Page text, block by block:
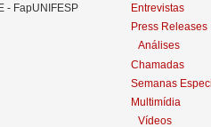
- FapUNIFESP
Entrevistas
Press Releases
Análises
Chamadas
Semanas
Multimídia
Vídeos